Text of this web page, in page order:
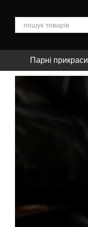
Парні прикраси